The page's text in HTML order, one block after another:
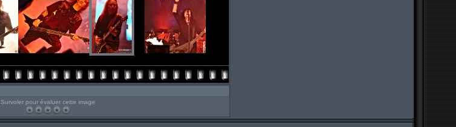
Survoler pour évaluer cette image